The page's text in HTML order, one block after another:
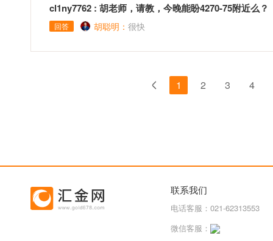
cl1ny7762 : 胡老师，请教，今晚能盼4270-75附近么？
回答 胡聪明： 很快
1 2 3 4
联系我们
电话客服：021-62313553
微信客服：